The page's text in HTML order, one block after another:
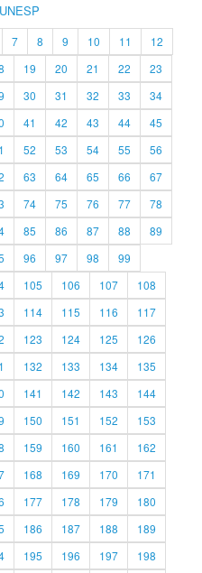
7 8 9 10 11
12
19 20 21 22
23
30 31 32 33
34
41 42 43 44
45
52 53 54 55
56
63 64 65 66
67
74 75 76 77
78
85 86 87 88
89
96 97 98
99
105 106 107
108
114 115 116
117
123 124 125
126
132 133 134
135
141 142 143
144
150 151 152
153
159 160 161
162
168 169 170
171
177 178 179
180
186 187 188
189
195 196 197
198